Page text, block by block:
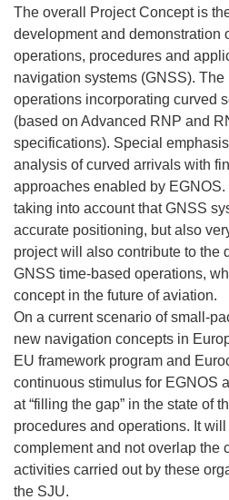
The overall Project Concept is
development and demonstration
operations, procedures and
navigation systems (GNSS).
operations incorporating curved
(based on Advanced RNP and
specifications). Special
analysis of curved arrivals with
approaches enabled by EGNOS.
taking into account that GNSS
accurate positioning, but also
project will also contribute to the
GNSS time-based operations,
concept in the future of aviation.
On a current scenario of small-
new navigation concepts in
EU framework program and
continuous stimulus for EGNOS
at “filling the gap” in the state of
procedures and operations. It
complement and not overlap the
activities carried out by these
the SJU.